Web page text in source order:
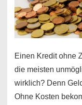
Sie
es
Einen Kredit ohne
die meisten
wirklich? Denn
Ohne Kosten